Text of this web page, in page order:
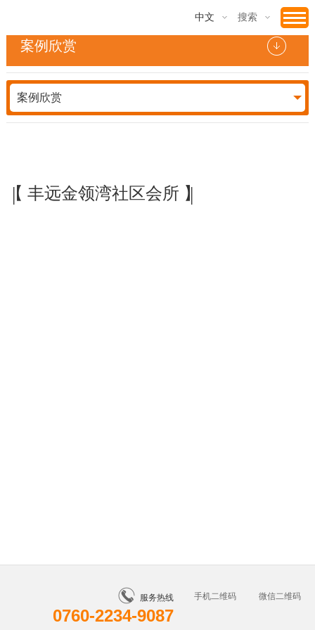
中文 搜索
案例欣赏
案例欣赏
|【 丰远金领湾社区会所 】|
手机二维码 微信二维码
服务热线
0760-2234-9087